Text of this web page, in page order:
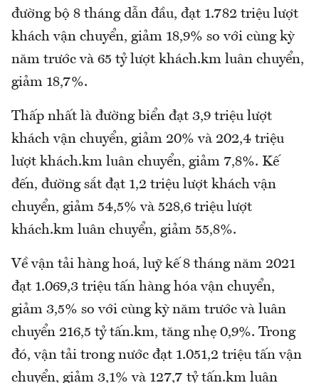
đường bộ 8 tháng dẫn đầu, đạt 1.782 triệu lượt
khách vận chuyển, giảm 18,9% so với cùng kỳ
năm trước và 65 tỷ lượt khách.km luân chuyển,
giảm 18,7%.
Thấp nhất là đường biển đạt 3,9 triệu lượt
khách vận chuyển, giảm 20% và 202,4 triệu
lượt khách.km luân chuyển, giảm 7,8%. Kế
đến, đường sắt đạt 1,2 triệu lượt khách vận
chuyển, giảm 54,5% và 528,6 triệu lượt
khách.km luân chuyển, giảm 55,8%.
Về vận tải hàng hoá, luỹ kế 8 tháng năm 2021
đạt 1.069,3 triệu tấn hàng hóa vận chuyển,
giảm 3,5% so với cùng kỳ năm trước và luân
chuyển 216,5 tỷ tấn.km, tăng nhẹ 0,9%. Trong
đó, vận tải trong nước đạt 1.051,2 triệu tấn vận
chuyển, giảm 3,1% và 127,7 tỷ tấn.km luân